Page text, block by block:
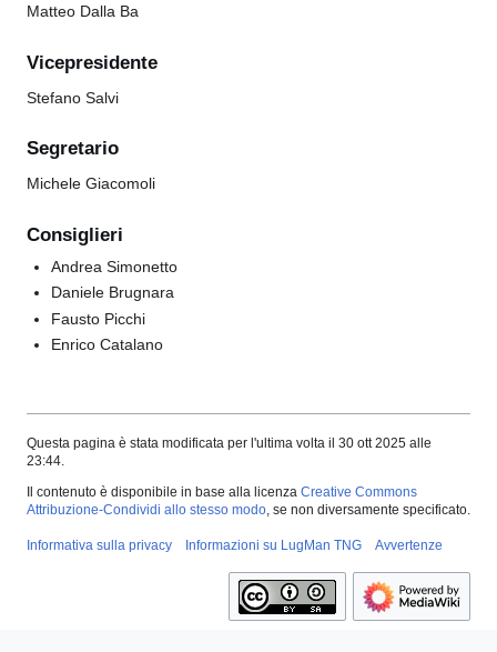
Matteo Dalla Ba
Vicepresidente
Stefano Salvi
Segretario
Michele Giacomoli
Consiglieri
Andrea Simonetto
Daniele Brugnara
Fausto Picchi
Enrico Catalano
Questa pagina è stata modificata per l'ultima volta il 30 ott 2025 alle
23:44.
Il contenuto è disponibile in base alla licenza Creative Commons
Attribuzione-Condividi allo stesso modo, se non diversamente specificato.
Informativa sulla privacy Informazioni su LugMan TNG Avvertenze